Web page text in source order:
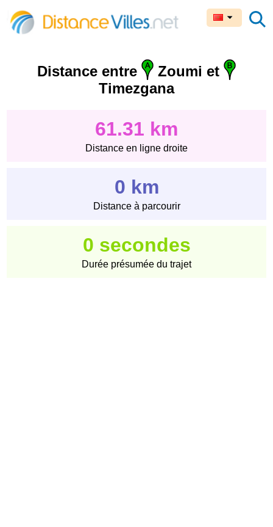
Distance entre
Zoumi et
Timezgana
61.31 km
Distance en ligne droite
0 km
Distance à parcourir
0 secondes
Durée présumée du trajet